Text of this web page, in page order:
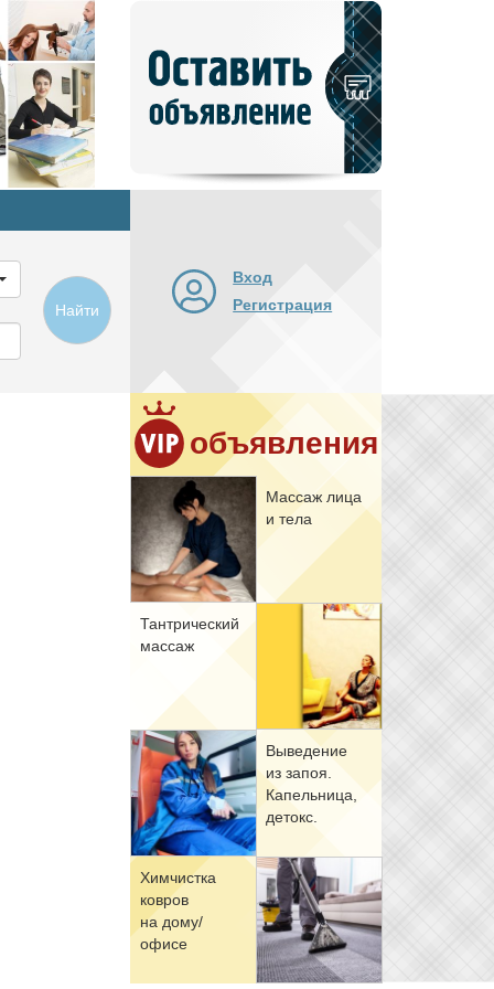
объявление
Найти
Вход
Регистрация
объявления
Мас­саж ли­ца
и те­ла
Тан­три­че­ский
мас­саж
Вы­ве­де­ние
из за­поя.
Ка­пель­ни­ца,
де­токс.
Хим­чист­ка
ков­ров
на до­му/
офи­се